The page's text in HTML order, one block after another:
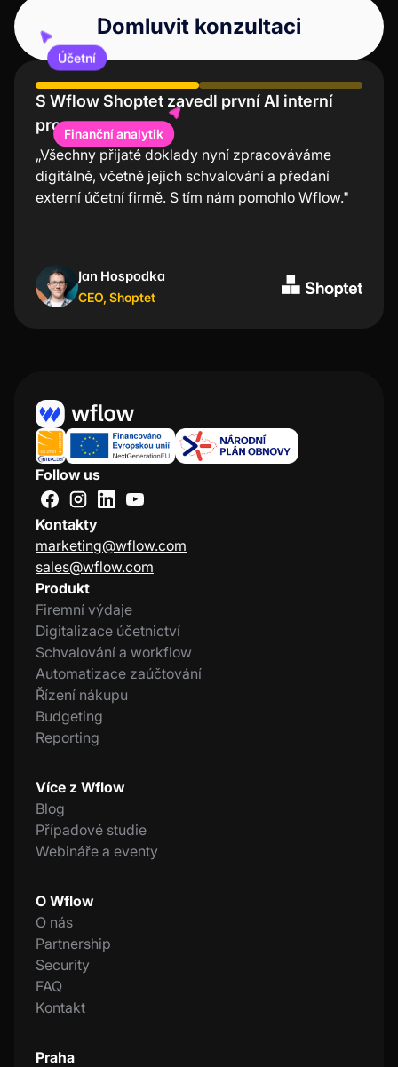
Účetní
Domluvit konzultaci
Finanční analytik
S Wflow Shoptet zavedl první AI interní
procesy
„Všechny přijaté doklady nyní zpracováváme
digitálně, včetně jejich schvalování a předání
externí účetní firmě. S tím nám pomohlo Wflow."
Jan Hospodka
CEO, Shoptet
Účení Lindt chválí nízkou chybovost a
úsporu času
“Mobilní aplikace Wflow je nejjednodušší a
nejrychlejší nástroj na schvalování faktur. Velmi
oceňuji, že nemusím při každé transakci složitě
Kristýna Nejezchlebová
Project manager
Follow us
Kontakty
marketing@wflow.com
sales@wflow.com
Produkt
Firemní výdaje
Digitalizace účetnictví
Schvalování a workflow
Automatizace zaúčtování
Řízení nákupu
Budgeting
Reporting
Více z Wflow
Blog
Případové studie
Webináře a eventy
O Wflow
O nás
Partnership
Security
FAQ
Kontakt
Praha